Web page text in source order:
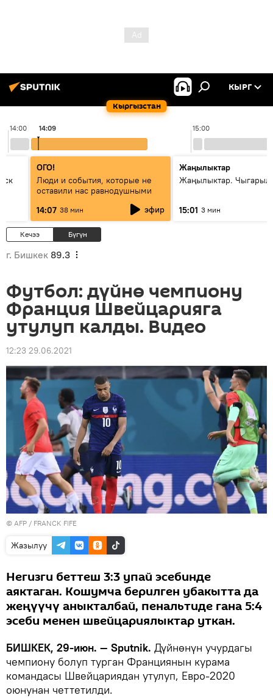
Кыргызстан
КЫРГ
14:00 15:00
14:09
ОГО!
Люди и события, которые не
оставили нас равнодушными
14:07 38 мин эфир
Жаңылыктар
Жаңылыктар.
15:01 3 мин
Кечээ Бүгүн
г. Бишкек 89.3
Футбол: дүйнө чемпиону
Франция Швейцарияга
утулуп калды. Видео
12:23 29.06.2021
© AFP / FRANCK FIFE
Жазылуу
Негизги беттеш 3:3 упай эсебинде
аяктаган. Кошумча берилген убакытта да
жеңүүчү аныкталбай, пенальтиде гана 5:4
эсеби менен швейцариялыктар уткан.
БИШКЕК, 29-июн. — Sputnik. Дүйнөнүн учурдагы
чемпиону болуп турган Франциянын курама
командасы Швейцариядан утулуп, Евро-2020
оюнунан четтетилди.